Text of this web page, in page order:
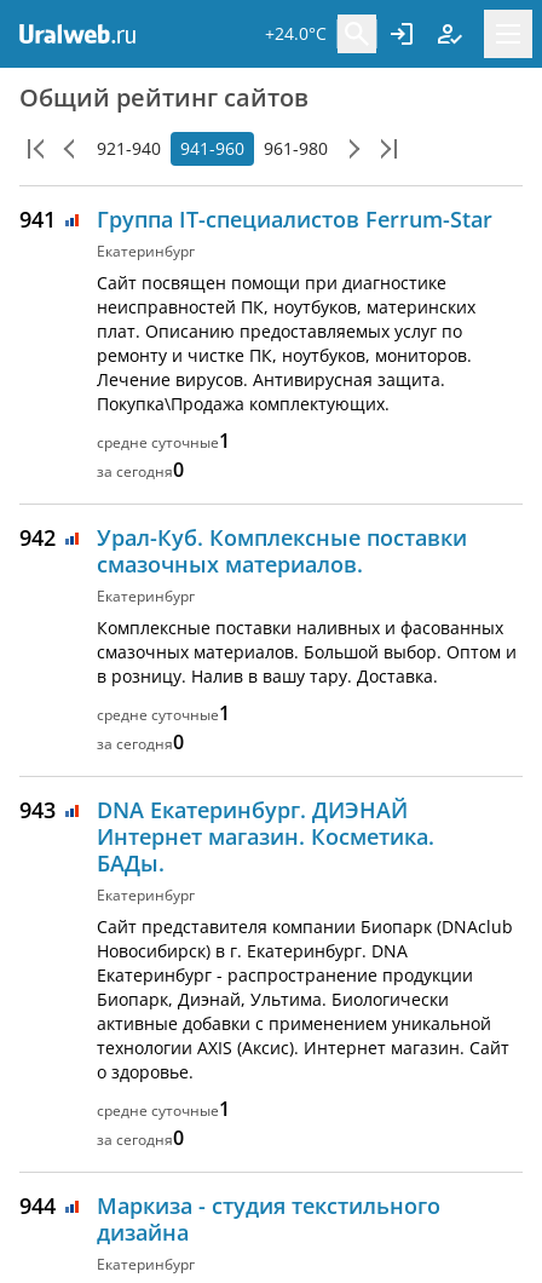
+24.0°C
Общий рейтинг сайтов
921-940 941-960 961-980
941 Группа IT-специалистов Ferrum-Star
Екатеринбург
Сайт посвящен помощи при диагностике
неисправностей ПК, ноутбуков, материнских
плат. Описанию предоставляемых услуг по
ремонту и чистке ПК, ноутбуков, мониторов.
Лечение вирусов. Антивирусная защита.
Покупка\Продажа комплектующих.
1
0
942
Урал-Куб. Комплексные поставки
смазочных материалов.
Екатеринбург
Комплексные поставки наливных и фасованных
смазочных материалов. Большой выбор. Оптом и
в розницу. Налив в вашу тару. Доставка.
1
0
943
DNA Екатеринбург. ДИЭНАЙ
Интернет магазин. Косметика.
БАДы.
Екатеринбург
Сайт представителя компании Биопарк (DNAclub
Новосибирск) в г. Екатеринбург. DNA
Екатеринбург - распространение продукции
Биопарк, Диэнай, Ультима. Биологически
активные добавки с применением уникальной
технологии AXIS (Аксис). Интернет магазин. Сайт
о здоровье.
1
0
944
Маркиза - студия текстильного
дизайна
Екатеринбург